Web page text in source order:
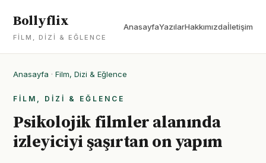
Bollyflix
FILM, DIZI & EĞLENCE
AnasayfaYazılarHakkımızdaİletişim
Anasayfa · Film, Dizi & Eğlence
FILM, DIZI & EĞLENCE
Psikolojik filmler alanında
izleyiciyi şaşırtan on yapım